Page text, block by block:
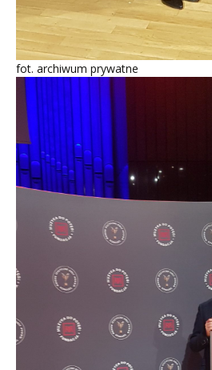
fot. archiwum prywatne